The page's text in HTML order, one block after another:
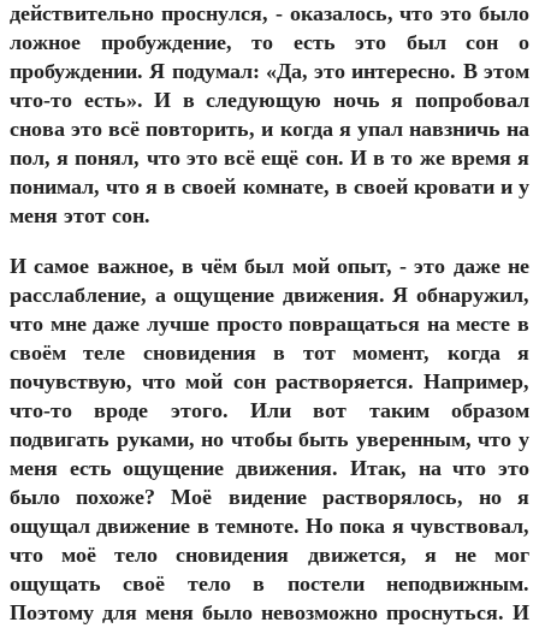
действительно проснулся, - оказалось, что это было
ложное пробуждение, то есть это был сон о
пробуждении. Я подумал: «Да, это интересно. В этом
что-то есть». И в следующую ночь я попробовал
снова это всё повторить, и когда я упал навзничь на
пол, я понял, что это всё ещё сон. И в то же время я
понимал, что я в своей комнате, в своей кровати и у
меня этот сон.
И самое важное, в чём был мой опыт, - это даже не
расслабление, а ощущение движения. Я обнаружил,
что мне даже лучше просто повращаться на месте в
своём теле сновидения в тот момент, когда я
почувствую, что мой сон растворяется. Например,
что-то вроде этого. Или вот таким образом
подвигать руками, но чтобы быть уверенным, что у
меня есть ощущение движения. Итак, на что это
было похоже? Моё видение растворялось, но я
ощущал движение в темноте. Но пока я чувствовал,
что моё тело сновидения движется, я не мог
ощущать своё тело в постели неподвижным.
Поэтому для меня было невозможно проснуться. И